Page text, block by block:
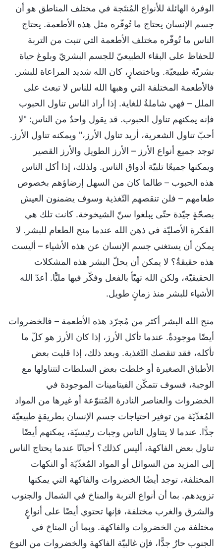
الوفرة الهائلة للأنواع المُنتَجة في مختلف المناطق هو أن
جسم الإنسان يحتاج ما تُوفّره مثل هذه الأطعمة. يحتاج
الناس ما تُوفّره مختلف الأطعمة التي تنبت من التربة
للحفاظ على البقاء الطبيعيّ للجسم البشريّ وبلوغ حياة
بشريّة طبيعيّة. وباختصارٍ، كان الله شديد المراعاة للبشر.
فالأطعمة المختلفة التي وهبها الله للناس لا تبعث على
الملل – فهي شاملةٌ للغاية. إذا أراد الناس تناول الحبوب
فإنه يمكنهم تناول الحبوب. قد يقول واحدٌ من الناس: "لا
أحبّ تناول الشعرية، أريد تناول الأرز،" ويمكنه تناول الأرز.
توجد جميع أنواع الأرز – الأرز الطويل والأرز القصير
ويمكنها جميعًا تلبيّة أذواق الناس. ولذلك، إذا أكل الناس
هذه الحبوب – طالما كان من السهل إرضاؤهم بخصوص
طعامهم – فلن تنقصهم التّغذية وسوف يضمنون العيش
بصحّةٍ جيّدة حتّى يبلغوا سنّ الشيخوخة. كانت تلك هي
الفكرة الأصليّة في ذهن الله عندما منح الطعام للبشر. لا
يمكن أن يستغني جسم الإنسان عن هذه الأشياء – أليست
هذه حقيقةٌ؟ لا يمكن أن يحلّ البشر هذه المشكلات
الحقيقيّة، ولكن الله تهيّأ بالفعل وفكّر فيها مليًّا. أعدّ الله
الأشياء للبشر منذ زمانٍ طويل.
منح الله البشر أكثر من مُجرّد هذه الأطعمة – فالخضروات
أيضًا موجودةٌ. عندما تأكل الأرز، إذا كان الأرز هو كلّ ما
تأكله، فقد تنقصك التّغذية. وبعد ذلك، إذا قليت بعض
الأطباق الصغيرة أو خلطت بعض السلطات لتتناولها مع
الوجبة، فسوف تتمكّن الفيتامينات الموجودة في
الخضروات والعناصر النادرة المُتنوّعة أو غيرها من المواد
المُغذّيّة من توفير احتياجات جسم الإنسان بطريقةٍ طبيعيّة
جدًّا. عندما لا يتناول الناس وجبات رئيسيّة، يمكنهم أيضًا
تناول بعض الفاكهة، أليس كذلك؟ أحيانًا عندما يحتاج الناس
إلى المزيد من السوائل أو المواد المُغذّيّة أو النكهات
المختلفة، توجد أيضًا الخضروات والفاكهة التي يمكنها
تزويدهم. بما أن أنواع التربة والمناخ في الشمال والجنوب
والشرق والغرب مختلفة، فإنها تحتوي أيضًا على أنواعٍ
مختلفة من الخضروات والفاكهة. وبما أن المناخ في
الجنوب حارٌ جدًّا، فإن غالبيّة الفاكهة والخضروات من النوع